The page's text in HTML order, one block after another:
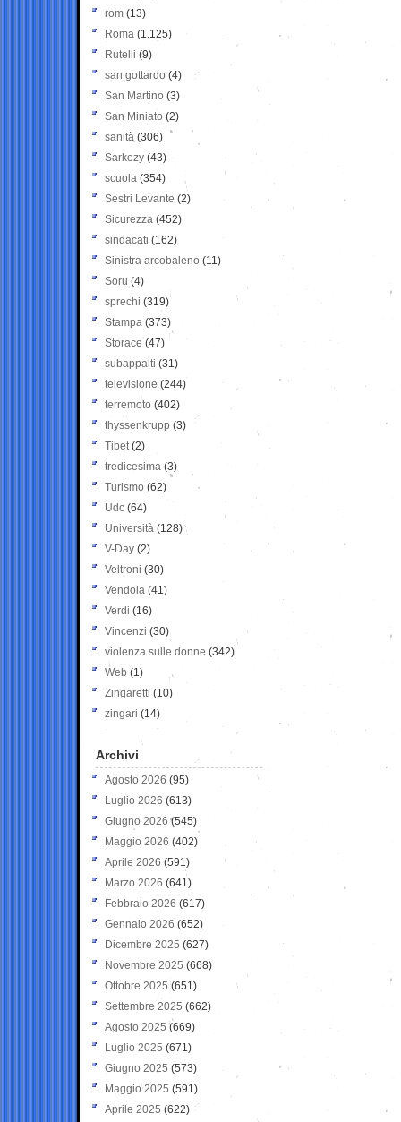
rom (13)
Roma (1.125)
Rutelli (9)
san gottardo (4)
San Martino (3)
San Miniato (2)
sanità (306)
Sarkozy (43)
scuola (354)
Sestri Levante (2)
Sicurezza (452)
sindacati (162)
Sinistra arcobaleno (11)
Soru (4)
sprechi (319)
Stampa (373)
Storace (47)
subappalti (31)
televisione(244)
terremoto (402)
thyssenkrupp (3)
Tibet(2)
tredicesima (3)
Turismo (62)
Udc (64)
Università (128)
V-Day (2)
Veltroni (30)
Vendola (41)
Verdi (16)
Vincenzi (30)
violenza sulle donne (342)
Web (1)
Zingaretti (10)
zingari (14)
Archivi
Agosto 2026 (95)
Luglio 2026 (613)
Giugno 2026 (545)
Maggio 2026 (402)
Aprile 2026 (591)
Marzo 2026 (641)
Febbraio 2026 (617)
Gennaio 2026 (652)
Dicembre 2025 (627)
Novembre 2025 (668)
Ottobre 2025 (651)
Settembre 2025 (662)
Agosto 2025 (669)
Luglio 2025 (671)
Giugno 2025 (573)
Maggio 2025 (591)
Aprile 2025 (622)